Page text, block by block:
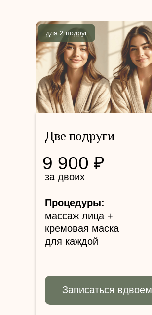
Две подруги
за двоих
Процедуры:
массаж лица +
кремовая маска
для каждой
9 900 ₽
для 2 подруг
Записаться вдвоем